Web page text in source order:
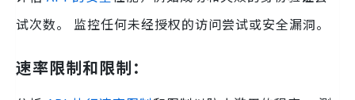
试次数。 监控任何未经授权的访问尝试或安全漏洞。
速率限制和限制：